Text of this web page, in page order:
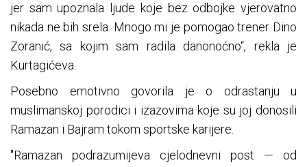
jer sam upoznala ljude koje bez odbojke vjerovatno
nikada ne bih srela. Mnogo mi je pomogao trener Dino
Zoranić, sa kojim sam radila danonoćno“, rekla je
Kurtagićeva.
Posebno emotivno govorila je o odrastanju u
muslimanskoj porodici i izazovima koje su joj donosili
Ramazan i Bajram tokom sportske karijere.
"Ramazan podrazumijeva cjelodnevni post — od